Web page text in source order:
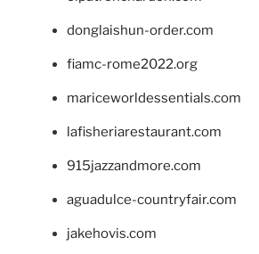
donglaishun-order.com
fiamc-rome2022.org
mariceworldessentials.com
lafisheriarestaurant.com
915jazzandmore.com
aguadulce-countryfair.com
jakehovis.com